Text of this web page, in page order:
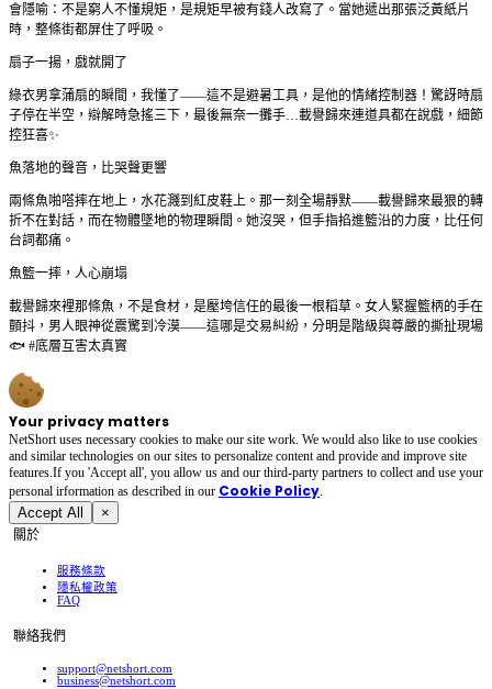
會隱喻：不是窮人不懂規矩，是規矩早被有錢人改寫了。當她遞出那張泛黃紙片
時，整條街都屏住了呼吸。
扇子一揚，戲就開了
綠衣男拿蒲扇的瞬間，我懂了——這不是避暑工具，是他的情緒控制器！驚訝時扇
子停在半空，辯解時急搖三下，最後無奈一攤手…載譽歸來連道具都在說戲，細節
控狂喜✨
魚落地的聲音，比哭聲更響
兩條魚啪嗒摔在地上，水花濺到紅皮鞋上。那一刻全場靜默——載譽歸來最狠的轉
折不在對話，而在物體墜地的物理瞬間。她沒哭，但手指掐進籃沿的力度，比任何
台詞都痛。
魚籃一摔，人心崩塌
載譽歸來裡那條魚，不是食材，是壓垮信任的最後一根稻草。女人緊握籃柄的手在
顫抖，男人眼神從震驚到冷漠——這哪是交易糾紛，分明是階級與尊嚴的撕扯現場
🐟 #底層互害太真實
Your privacy matters
NetShort uses necessary cookies to make our site work. We would also like to use cookies
and similar technologies on our sites to personalize content and provide and improve site
features.If you 'Accept all', you allow us and our third-party partners to collect and use your
personal irformation as described in our Cookie Policy.
Accept All ×
關於
服務條款
隱私權政策
FAQ
聯絡我們
support@netshort.com
business@netshort.com